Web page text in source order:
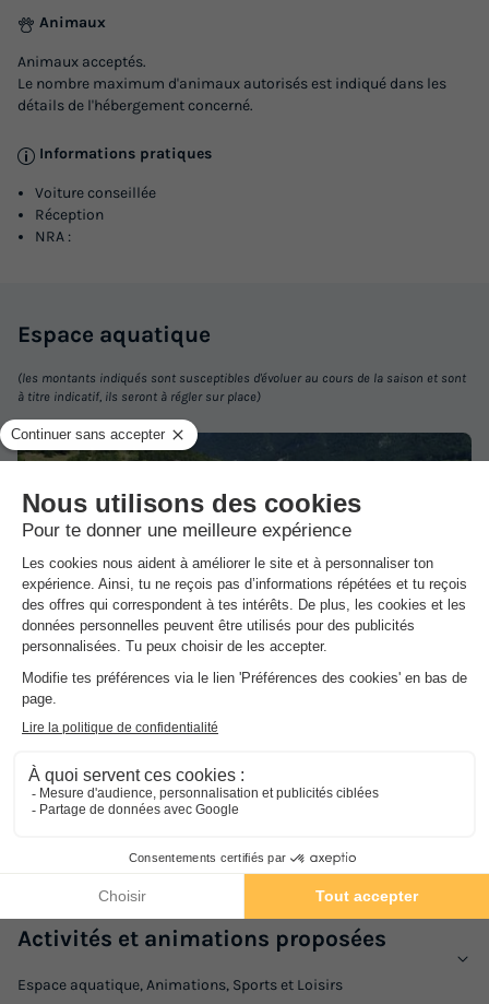
Animaux
Animaux acceptés.
Le nombre maximum d'animaux autorisés est indiqué dans les
détails de l'hébergement concerné.
Informations pratiques
Voiture conseillée
Réception
NRA :
Espace aquatique
(les montants indiqués sont susceptibles d'évoluer au cours de la saison et sont
à titre indicatif, ils seront à régler sur place)
1/5
Dansl'établissement
Piscine extérieure chauffée
Avec pataugeoire
Activités et animations proposées
Espace aquatique, Animations, Sports et Loisirs